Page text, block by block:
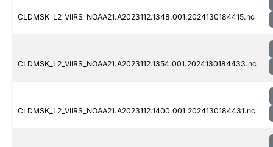
CLDMSK_L2_VIIRS_NOAA21.A2023112.1348.001.2024130184415.nc
CLDMSK_L2_VIIRS_NOAA21.A2023112.1354.001.2024130184433.nc
CLDMSK_L2_VIIRS_NOAA21.A2023112.1400.001.2024130184431.nc